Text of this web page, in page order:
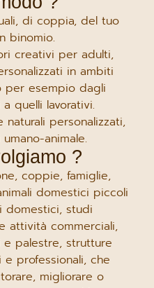
di coppia, del tuo
binomio.
creativi per adulti,
in ambiti
per esempio dagli
quelli lavorativi.
personalizzati,
animale.
?
coppie, famiglie,
domestici piccoli
domestici, studi
attività commerciali,
palestre, strutture
professionali, che
migliorare o